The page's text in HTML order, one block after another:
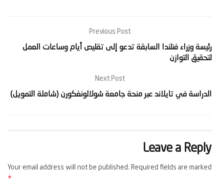
Previous Post
‫رئيسة وزراء فنلندا السابقة تدعو إلى تقليص أيام وساعات العمل
لتحقيق التوازن‬
Next Post
‫الدراسة في تايلاند عبر منحة جامعة شولالونغكورن (شاملة التمويل)‬
Leave a Reply
Your email address will not be published. Required fields are marked
*